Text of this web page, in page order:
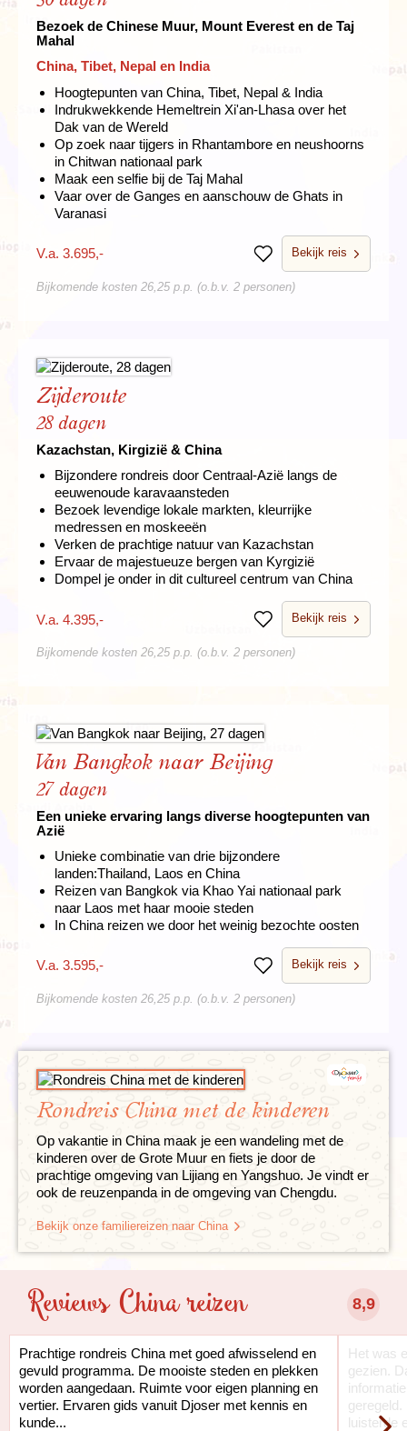
Bezoek de Chinese Muur, Mount Everest en de Taj
Mahal
China, Tibet, Nepal en India
Hoogtepunten van China, Tibet, Nepal & India
Indrukwekkende Hemeltrein Xi'an-Lhasa over het
Dak van de Wereld
Op zoek naar tijgers in Rhantambore en neushoorns
in Chitwan nationaal park
Maak een selfie bij de Taj Mahal
Vaar over de Ganges en aanschouw de Ghats in
Varanasi
V.a. 3.695,- BewarenBekijk reis
Bijkomende kosten 26,25 p.p. (o.b.v. 2 personen)
Zijderoute
28 dagen
Kazachstan, Kirgizië & China
Bijzondere rondreis door Centraal-Azië langs de
eeuwenoude karavaansteden
Bezoek levendige lokale markten, kleurrijke
medressen en moskeeën
Verken de prachtige natuur van Kazachstan
Ervaar de majestueuze bergen van Kyrgizië
Dompel je onder in dit cultureel centrum van China
V.a. 4.395,- BewarenBekijk reis
Bijkomende kosten 26,25 p.p. (o.b.v. 2 personen)
Van Bangkok naar Beijing
27 dagen
Een unieke ervaring langs diverse hoogtepunten van
Azië
Unieke combinatie van drie bijzondere
landen:Thailand, Laos en China
Reizen van Bangkok via Khao Yai nationaal park
naar Laos met haar mooie steden
In China reizen we door het weinig bezochte oosten
V.a. 3.595,- BewarenBekijk reis
Bijkomende kosten 26,25 p.p. (o.b.v. 2 personen)
Rondreis China met de kinderen
Op vakantie in China maak je een wandeling met de
kinderen over de Grote Muur en fiets je door de
prachtige omgeving van Lijiang en Yangshuo. Je vindt er
ook de reuzenpanda in de omgeving van Chengdu.
Bekijk onze familiereizen naar China
Reviews China reizen 8,9
Prachtige rondreis China met goed afwisselend en
gevuld programma. De mooiste steden en plekken
worden aangedaan. Ruimte voor eigen planning en
vertier. Ervaren gids vanuit Djoser met kennis en
kunde...
Het was
gezien.
luisterde